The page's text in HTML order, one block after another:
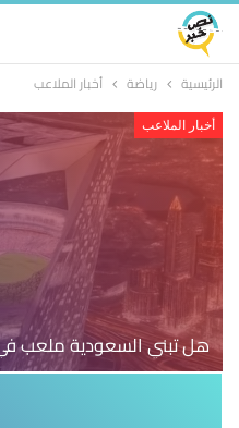
الرئيسية رياضة أخبار الملاعب
أخبار الملاعب
هل تبني السعودية ملعب